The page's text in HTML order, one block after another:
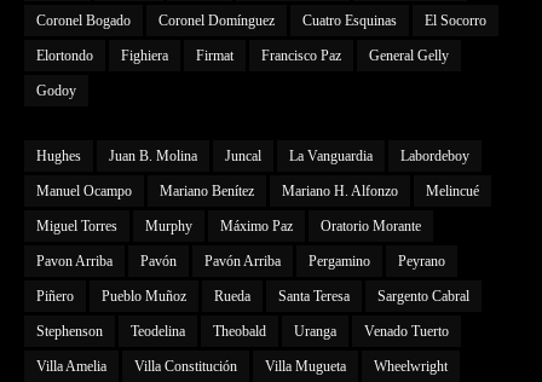
Coronel Bogado Coronel Domínguez Cuatro Esquinas El Socorro
Elortondo Fighiera Firmat Francisco Paz General Gelly
Godoy
Hughes Juan B. Molina Juncal La Vanguardia Labordeboy
Manuel Ocampo Mariano Benítez Mariano H. Alfonzo Melincué
Miguel Torres Murphy Máximo Paz Oratorio Morante
Pavon Arriba Pavón Pavón Arriba Pergamino Peyrano
Piñero Pueblo Muñoz Rueda Santa Teresa Sargento Cabral
Stephenson Teodelina Theobald Uranga Venado Tuerto
Villa Amelia Villa Constitución Villa Mugueta Wheelwright